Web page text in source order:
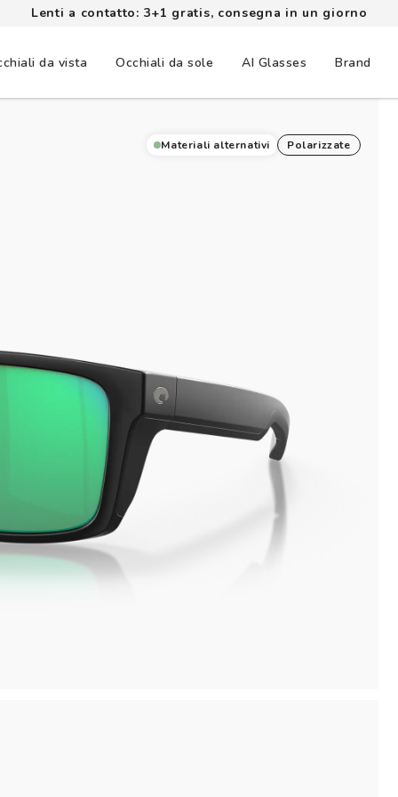
Lenti a contatto: 3+1 gratis, consegna in un giorno
da vista Occhiali da sole AI Glasses Brand
Materiali alternativi Polarizzate